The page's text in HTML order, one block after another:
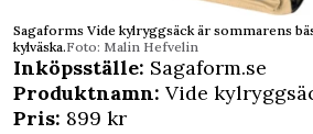
Sagaforms Vide kylryggsäck är sommarens
kylväska.Foto: Malin Hefvelin
Inköpsställe: Sagaform.se
Produktnamn: Vide
Pris: 899 kr